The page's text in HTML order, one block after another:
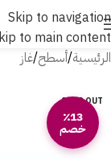
Skip to navigation
to main content
الرئيسية/أسطح/غاز
SOLD OUT
٪13
خصم